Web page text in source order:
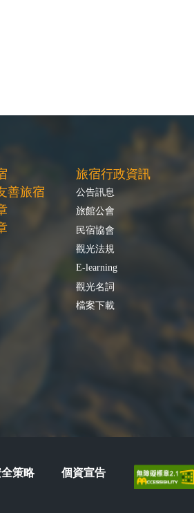
善旅宿
旅宿行政資訊
公告訊息
旅館公會
民宿協會
觀光法規
E-learning
觀光名詞
檔案下載
策略 個資宣告